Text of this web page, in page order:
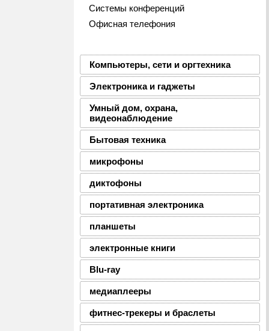
Системы конференций
Офисная телефония
Компьютеры, сети и оргтехника
Электроника и гаджеты
Умный дом, охрана,
видеонаблюдение
Бытовая техника
микрофоны
диктофоны
портативная электроника
планшеты
электронные книги
Blu-ray
медиаплееры
фитнес-трекеры и браслеты